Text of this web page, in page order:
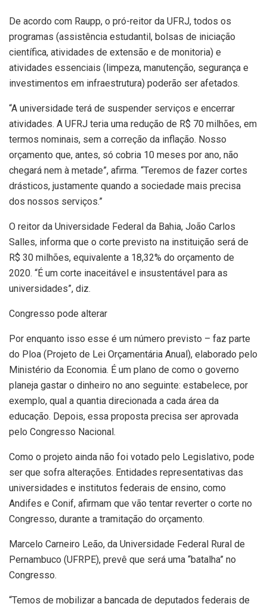
De acordo com Raupp, o pró-reitor da UFRJ, todos os
programas (assistência estudantil, bolsas de iniciação
científica, atividades de extensão e de monitoria) e
atividades essenciais (limpeza, manutenção, segurança e
investimentos em infraestrutura) poderão ser afetados.
“A universidade terá de suspender serviços e encerrar
atividades. A UFRJ teria uma redução de R$ 70 milhões, em
termos nominais, sem a correção da inflação. Nosso
orçamento que, antes, só cobria 10 meses por ano, não
chegará nem à metade”, afirma. “Teremos de fazer cortes
drásticos, justamente quando a sociedade mais precisa
dos nossos serviços.”
O reitor da Universidade Federal da Bahia, João Carlos
Salles, informa que o corte previsto na instituição será de
R$ 30 milhões, equivalente a 18,32% do orçamento de
2020. “É um corte inaceitável e insustentável para as
universidades”, diz.
Congresso pode alterar
Por enquanto isso esse é um número previsto – faz parte
do Ploa (Projeto de Lei Orçamentária Anual), elaborado pelo
Ministério da Economia. É um plano de como o governo
planeja gastar o dinheiro no ano seguinte: estabelece, por
exemplo, qual a quantia direcionada a cada área da
educação. Depois, essa proposta precisa ser aprovada
pelo Congresso Nacional.
Como o projeto ainda não foi votado pelo Legislativo, pode
ser que sofra alterações. Entidades representativas das
universidades e institutos federais de ensino, como
Andifes e Conif, afirmam que vão tentar reverter o corte no
Congresso, durante a tramitação do orçamento.
Marcelo Carneiro Leão, da Universidade Federal Rural de
Pernambuco (UFRPE), prevê que será uma “batalha” no
Congresso.
“Temos de mobilizar a bancada de deputados federais de